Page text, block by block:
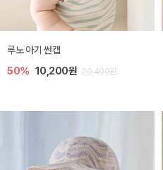
루노 아기 썬캡
50% 10,200원 20,400원